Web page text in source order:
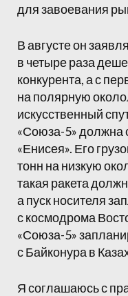
для завоевания
В августе он
в четыре раза
конкурента, а с
на полярную
искусственный
«Союза-5» должна
«Енисея». Его
тонн на низкую
такая ракета
а пуск носителя
с космодрома
«Союза-5»
с Байконура в
Я соглашаюсь с